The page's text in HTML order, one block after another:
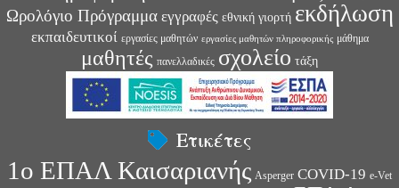
Ωρολόγιο Πρόγραμμα εγγραφές εθνική γιορτή εκδήλωση
εκπαιδευτικοί εργασίες μαθητών εργασίες μαθητών πληροφορικής μάθημα
μαθητές πανελλαδικές σχολείο τάξη
Ετικέτες
1ο ΕΠΑΛ Καισαριανής Asperger COVID-19 e-Vet